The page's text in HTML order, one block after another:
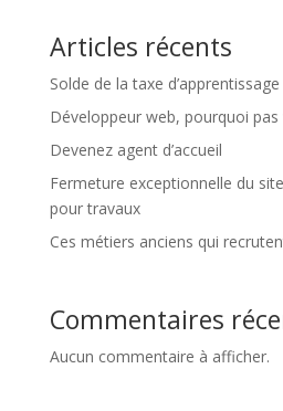
Articles récents
Solde de la taxe
Développeur web, pourquoi pas
Devenez agent d’accueil
Fermeture exceptionnelle du
pour travaux
Ces métiers anciens qui
Commentaires
Aucun commentaire à afficher.